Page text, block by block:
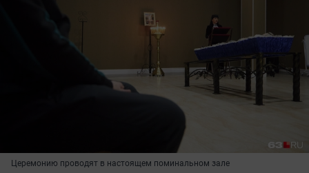
Церемонию проводят в настоящем поминальном зале